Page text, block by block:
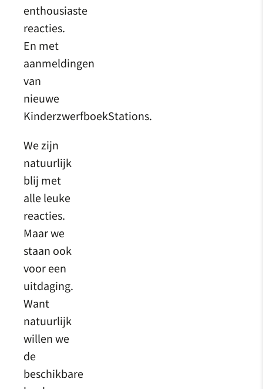
enthousiaste
reacties.
En met
aanmeldingen
van
nieuwe
KinderzwerfboekStations.
We zijn
natuurlijk
blij met
alle leuke
reacties.
Maar we
staan ook
voor een
uitdaging.
Want
natuurlijk
willen we
de
beschikbare